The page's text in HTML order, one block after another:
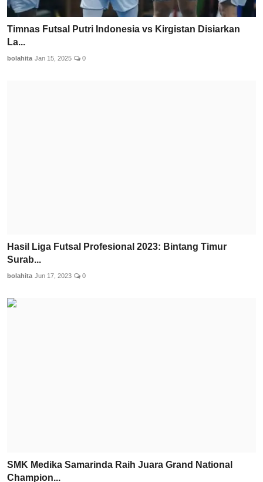
Timnas Futsal Putri Indonesia vs Kirgistan Disiarkan
La...
bolahita Jan 15, 2025 0
Hasil Liga Futsal Profesional 2023: Bintang Timur
Surab...
bolahita Jun 17, 2023 0
SMK Medika Samarinda Raih Juara Grand National
Champion...